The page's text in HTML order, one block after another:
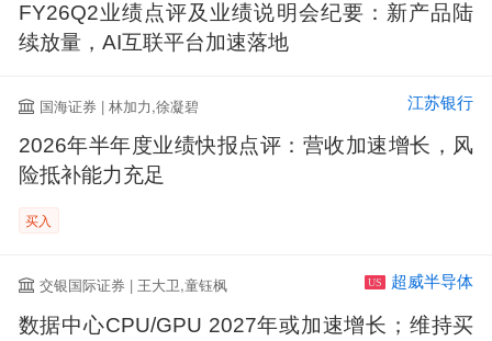
FY26Q2业绩点评及业绩说明会纪要：新产品陆
续放量，AI互联平台加速落地
国海证券 | 林加力,徐凝碧 江苏银行
2026年半年度业绩快报点评：营收加速增长，风
险抵补能力充足
买入
交银国际证券 | 王大卫,童钰枫 US 超威半导体
数据中心CPU/GPU 2027年或加速增长；维持买